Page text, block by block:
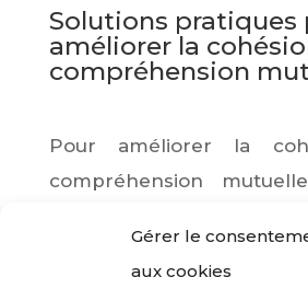
Gérer le
aux cookies
Solutions pratiques
améliorer la
compréhension
Pour améliorer la
compréhension